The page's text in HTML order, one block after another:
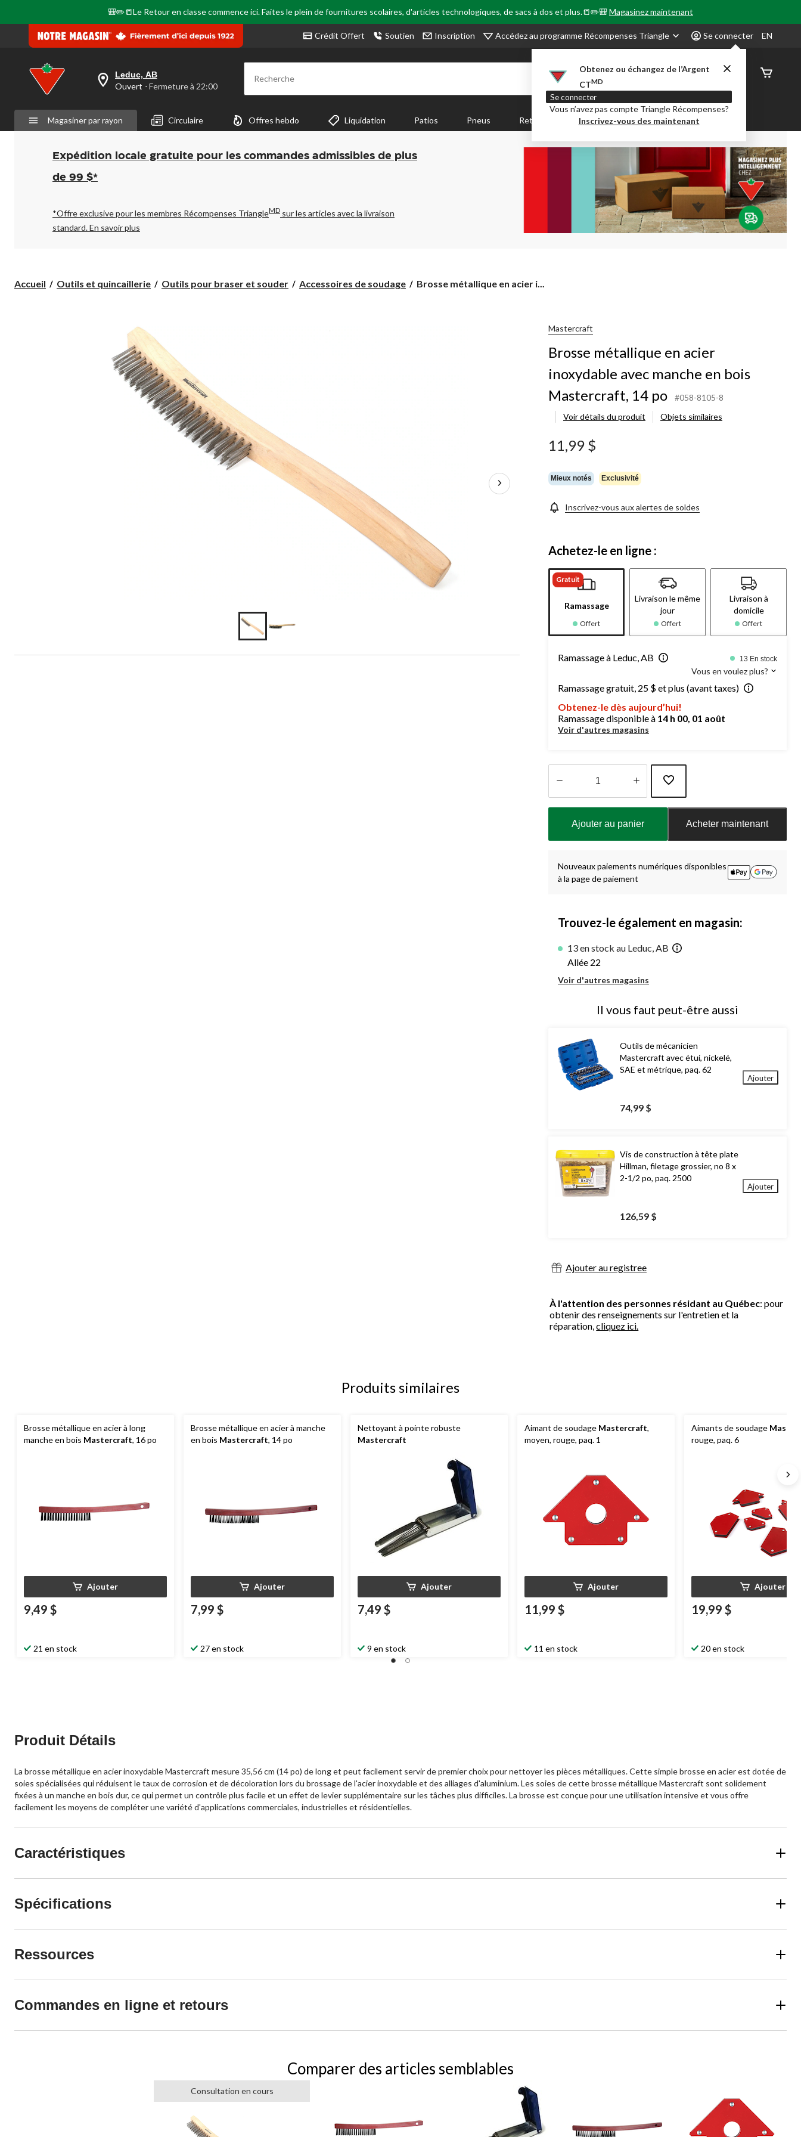
🎒✏️📒Le Retour en classe commence ici. Faites le plein de fournitures scolaires, d'articles technologiques, de sacs à dos et plus.📒✏️🎒Magasinez maintenant
Crédit Offert Soutien Inscription Accédez au programme Récompenses Triangle Se connecter
Obtenez ou échangez de l’Argent
CTMD
Se connecter
Vous n’avez pas compte Triangle Récompenses?
Inscrivez-vous des maintenant
EN
votre
est
Leduc,
AB,
Ouvert,
Fermeture
à
pour
changer
Leduc, AB
Ouvert ⋅ Fermeture à 22:00 Recherche
État de
Magasiner par rayon Circulaire Offres hebdo Liquidation Patios Pneus Retour en Classe Party City Centre-auto
Expédition locale gratuite pour les commandes admissibles de plus
de 99 $*
*Offre exclusive pour les membres Récompenses TriangleMD sur les articles avec la livraison
standard.En savoir plus
Accueil Outils et quincaillerie Outils pour braser et souder Accessoires de soudage
Brosse
Brosse métallique en acier i...
Mastercraft
Brosse métallique en acier
inoxydable avec manche en bois
Mastercraft, 14 po
#058-8105-8
Voir détails du produit
Objets similaires
11,99 $
Mieux notés Exclusivité
Inscrivez-vous aux alertes de soldes
Achetez-le en ligne :
Gratuit
Ramassage
Offert
Livraison le même
jour
Offert
Livraison à
domicile
Offert
Ramassage à Leduc, AB 13 En stock
Vous en voulez plus?
Ramassage gratuit, 25 $ et plus (avant taxes)
Obtenez-le dès aujourd’hui!
Ramassage disponible à 14 h 00, 01 août
Voir d'autres magasins
Ajouter au panier Acheter maintenant
Nouveaux paiements numériques disponibles
à la page de paiement
Trouvez-le également en magasin:
13 en stock au Leduc, AB
Allée 22
Voir d'autres magasins
Il vous faut peut-être aussi
Outils de mécanicien
Mastercraft avec étui, nickelé,
SAE et métrique, paq. 62
74,99 $
Ajouter
Vis de construction à tête plate
Hillman, filetage grossier, no 8 x
2-1/2 po, paq. 2500
126,59 $
Ajouter
Ajouter au registree
À l'attention des personnes résidant au Québec: pour
obtenir des renseignements sur l'entretien et la
réparation,cliquez ici.
Produits similaires
Brosse métallique en acier à long
manche en bois Mastercraft, 16 po
Ajouter
9,49 $
21 en stock
Brosse métallique en acier à manche
en bois Mastercraft, 14 po
Ajouter
7,99 $
27 en stock
Nettoyant à pointe robuste
Mastercraft
Ajouter
7,49 $
9 en stock
Aimant de soudage Mastercraft,
moyen, rouge, paq. 1
Ajouter
11,99 $
11 en stock
Aimants de soudage
rouge, paq. 6
Ajouter
19,99 $
20 en stock
Produit Détails
La brosse métallique en acier inoxydable Mastercraft mesure 35,56 cm (14 po) de long et peut facilement servir de premier choix pour nettoyer les pièces métalliques. Cette simple brosse en acier est dotée de
soies spécialisées qui réduisent le taux de corrosion et de décoloration lors du brossage de l'acier inoxydable et des alliages d'aluminium. Les soies de cette brosse métallique Mastercraft sont solidement
fixées à un manche en bois dur, ce qui permet un contrôle plus facile et un effet de levier supplémentaire sur les tâches plus difficiles. La brosse est conçue pour une utilisation intensive et vous offre
facilement les moyens de compléter une variété d'applications commerciales, industrielles et résidentielles.
Caractéristiques
Spécifications
Ressources
Commandes en ligne et retours
Comparer des articles semblables
Consultation en cours